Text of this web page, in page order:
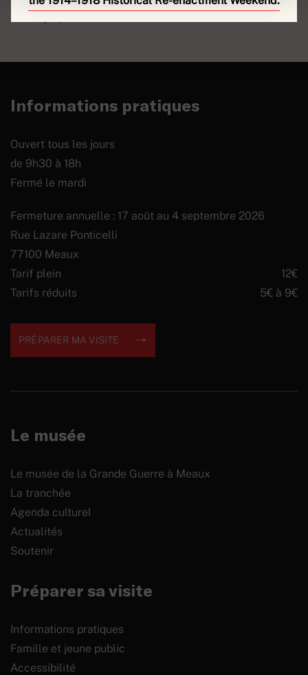
Informations pratiques
Ouvert tous les jours
de 9h30 à 18h
Fermé le mardi
Fermeture annuelle : 17 août au 4 septembre 2026
Rue Lazare Ponticelli
77100 Meaux
Tarif plein
12€
Tarifs réduits
5€ à 9€
PRÉPARER MA VISITE
Le musée
Le musée de la Grande Guerre à Meaux
La tranchée
Agenda culturel
Actualités
Soutenir
Préparer sa visite
Informations pratiques
Famille et jeune public
Accessibilité